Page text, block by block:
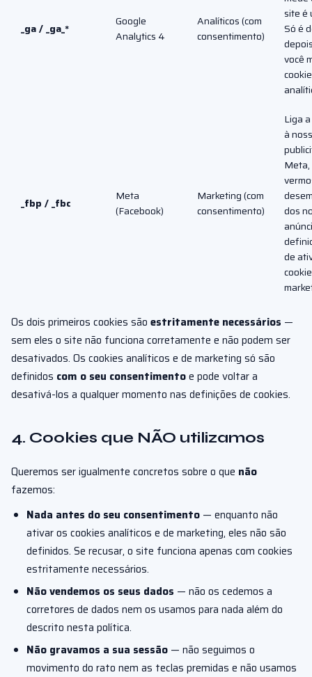
_ga / _ga_*
Google
Analytics 4
Analíticos (com
consentimento)
site é
Só é
você
_fbp / _fbc
Meta
(Facebook)
Marketing (com
consentimento)
Liga
à
dos
de
Os dois primeiros cookies são estritamente necessários —
sem eles o site não funciona corretamente e não podem ser
desativados. Os cookies analíticos e de marketing só são
definidos com o seu consentimentoe pode voltar a
desativá-los a qualquer momento nas definições de cookies.
4. Cookies que NÃO utilizamos
Queremos ser igualmente concretos sobre o que não
fazemos:
Nada antes do seu consentimento — enquanto não
ativar os cookies analíticos e de marketing, eles não são
definidos. Se recusar, o site funciona apenas com cookies
estritamente necessários.
Não vendemos os seus dados — não os cedemos a
corretores de dados nem os usamos para nada além do
descrito nesta política.
Não gravamos a sua sessão — não seguimos o
movimento do rato nem as teclas premidas e não usamos